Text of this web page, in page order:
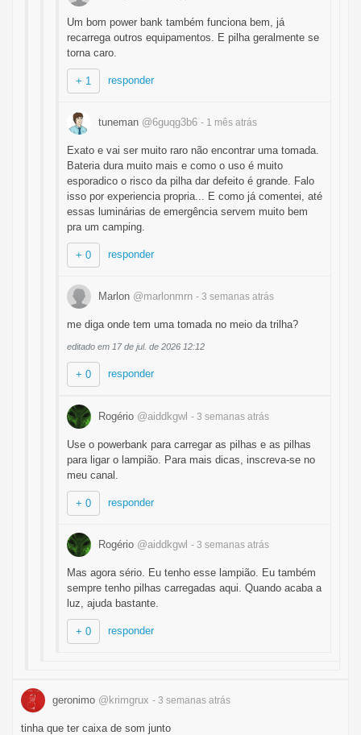
Um bom power bank também funciona bem, já
recarrega outros equipamentos. E pilha geralmente se
torna caro.
+ 1 responder
tuneman @6guqg3b6 - 1 mês atrás
Exato e vai ser muito raro não encontrar uma tomada.
Bateria dura muito mais e como o uso é muito
esporadico o risco da pilha dar defeito é grande. Falo
isso por experiencia propria... E como já comentei, até
essas luminárias de emergência servem muito bem
pra um camping.
+ 0 responder
Marlon @marlonmrn - 3 semanas atrás
me diga onde tem uma tomada no meio da trilha?
editado em 17 de jul. de 2026 12:12
+ 0 responder
Rogério @aiddkgwl - 3 semanas atrás
Use o powerbank para carregar as pilhas e as pilhas
para ligar o lampião. Para mais dicas, inscreva-se no
meu canal.
+ 0 responder
Rogério @aiddkgwl - 3 semanas atrás
Mas agora sério. Eu tenho esse lampião. Eu também
sempre tenho pilhas carregadas aqui. Quando acaba a
luz, ajuda bastante.
+ 0 responder
geronimo @krimgrux - 3 semanas atrás
tinha que ter caixa de som junto